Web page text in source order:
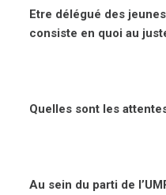
Etre délégué des
consiste en quoi au
Quelles sont les
Au sein du parti de